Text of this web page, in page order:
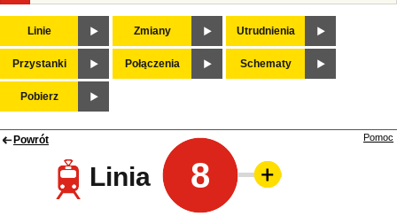
Linie Zmiany Utrudnienia
Przystanki Połączenia Schematy
Pobierz
Powrót
Linia 8
Pomoc